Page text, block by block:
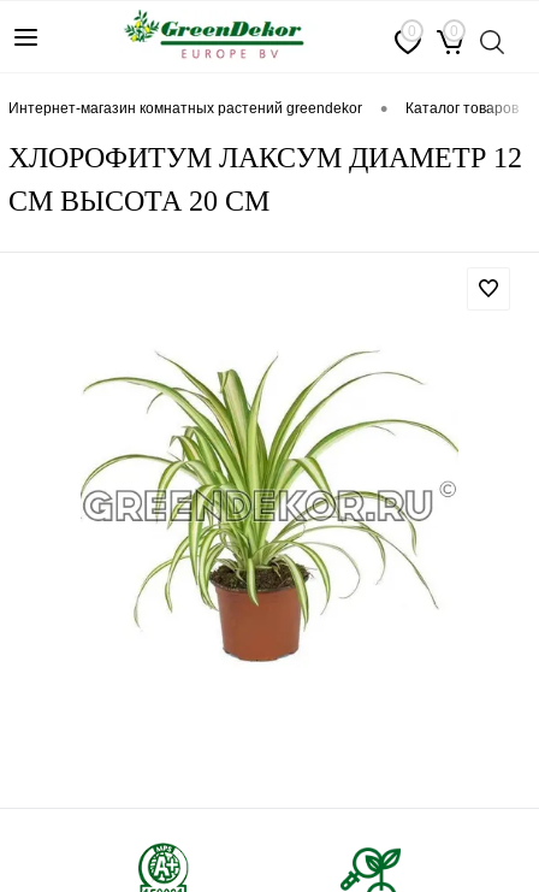
0 0
интернет-магазин комнатных растений greendekor • каталог товаров
ХЛОРОФИТУМ ЛАКСУМ ДИАМЕТР 12
СМ ВЫСОТА 20 СМ